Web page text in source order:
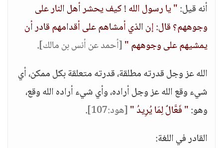
أنه قيل:" يا رسول الله ! كيف يحشر أهل النار على
وجوههم؟ قال: إن الذي أمشاهم على أقدامهم قادر أن
يمشيهم على وجوههم "[أحمد عن أنس بن مالك].
الله عز وجل قدرته مطلقة، قدرته متعلقة بكل ممكن، أي
شيء وقع الله عز وجل أراده، وأي شيء أراده الله وقع،
وهو:" فَعَّالٌ لِمَا يُرِيدُ "[هود:107]
.
القادر في اللغة: